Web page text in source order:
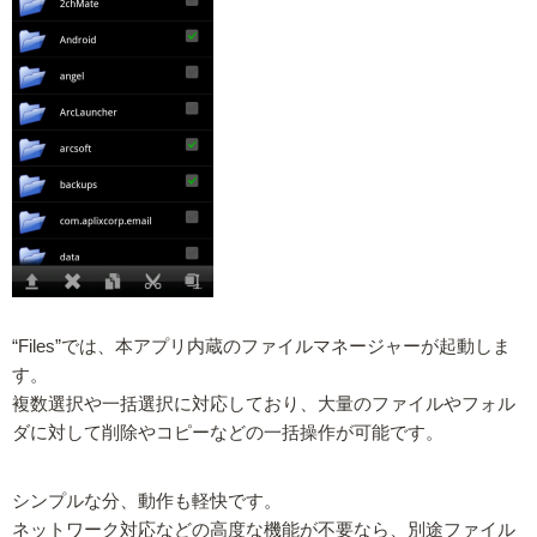
“Files”では、本アプリ内蔵のファイルマネージャーが起動しま
す。
複数選択や一括選択に対応しており、大量のファイルやフォル
ダに対して削除やコピーなどの一括操作が可能です。
シンプルな分、動作も軽快です。
ネットワーク対応などの高度な機能が不要なら、別途ファイル